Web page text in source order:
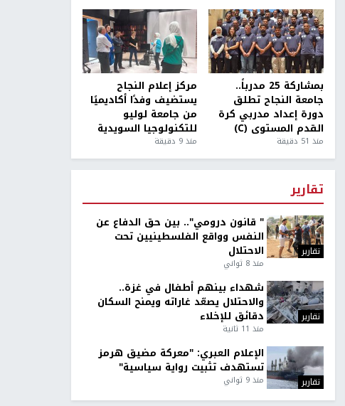
بمشاركة 25 مدرباً..
جامعة النجاح تطلق
دورة إعداد مدربي كرة
القدم المستوى (C)
منذ 51 دقيقة
مركز إعلام النجاح
يستضيف وفدًا أكاديميًا
من جامعة لوليو
للتكنولوجيا السويدية
منذ 9 دقيقة
تقارير
تقارير
" قانون درومي".. بين حق الدفاع عن
النفس وواقع الفلسطينيين تحت
الاحتلال
منذ 8 ثواني
تقارير
شهداء بينهم أطفال في غزة..
والاحتلال يصعّد غاراته ويمنح السكان
دقائق للإخلاء
منذ 11 ثانية
تقارير
الإعلام العبري: "معركة مضيق هرمز
تستهدف تثبيت رواية سياسية"
منذ 9 ثواني